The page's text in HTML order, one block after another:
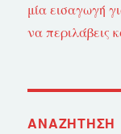
μία εισαγωγή
να περιλάβεις
ΑΝΑΖΉΤΗΣΗ